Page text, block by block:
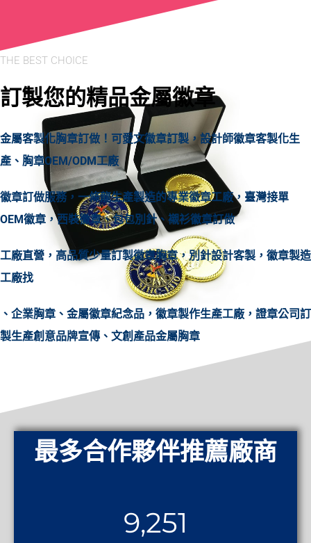
THE BEST CHOICE
訂製您的精品金屬徽章
金屬客製化胸章訂做！可愛文徽章訂製，設計師徽章客製化生
產、胸章OEM/ODM工廠
徽章訂做服務，一條龍生產製造的專業徽章工廠，臺灣接單
OEM徽章，西裝徽章、包包別針、襯衫徽章訂做
工廠直營，高品質少量訂製徽章胸章，別針設計客製，徽章製造
工廠找
、企業胸章、金屬徽章紀念品，徽章製作生產工廠，證章公司訂
製生產創意品牌宣傳、文創產品金屬胸章
最多合作夥伴推薦廠商
9,251